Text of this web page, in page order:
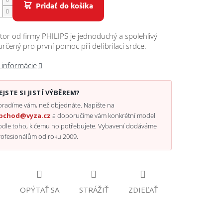
Pridať do košíka
od firmy PHILIPS je jednoduchý a spolehlivý
pro první pomoc při defibrilaci srdce.
SI JISTÍ VÝBĚREM?
vám, než objednáte. Napište na
a doporučíme vám konkrétní model
toho, k čemu ho potřebujete. Vybavení dodáváme
od roku 2009.
OPÝTAŤ SA STRÁŽIŤ ZDIEĽAŤ